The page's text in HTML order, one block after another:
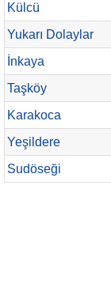
Külcü
Yukarı Dolaylar
İnkaya
Taşköy
Karakoca
Yeşildere
Sudöseği